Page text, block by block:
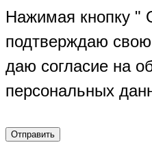
Нажимая кнопку "
подтверждаю
даю согласие на
персональных